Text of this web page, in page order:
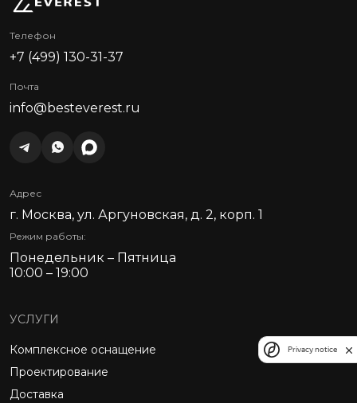
Телефон
+7 (499) 130-31-37
Почта
info@besteverest.ru
Адрес
г. Москва, ул. Аргуновская, д. 2, корп. 1
Режим работы:
Понедельник – Пятница
10:00 – 19:00
УСЛУГИ
Комплексное оснащение
Проектирование
Доставка
Privacy notice